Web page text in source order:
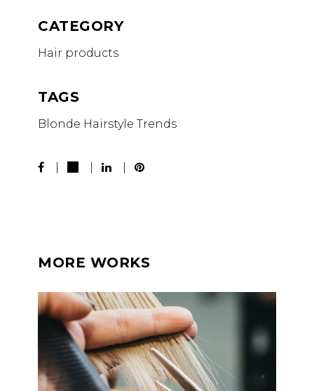
CATEGORY
Hair products
TAGS
Blonde Hairstyle Trends
MORE WORKS